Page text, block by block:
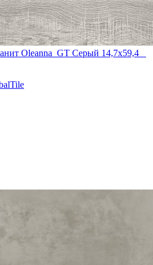
Oleanna_GT Серый 14,7x59,4 _